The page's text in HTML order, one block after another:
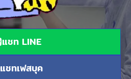
แชท LINE
แชทเฟสบุค